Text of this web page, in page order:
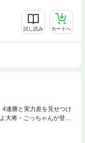
試し読み カートへ
連勝と実力差を見せつけ
大将・ごっちゃんが登
を舞った…!?